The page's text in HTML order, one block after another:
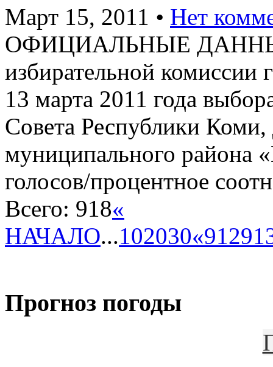
Март 15, 2011 • Нет
ОФИЦИАЛЬНЫЕ ДАННЫЕ
избирательной
13 марта 2011 года
Совета Республики Коми,
муниципального района
голосов/процентное
Всего: 918«
НАЧАЛО...102030«912
Прогноз погоды